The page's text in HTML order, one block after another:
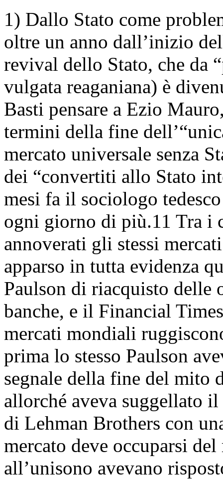
1) Dallo Stato come
oltre un anno dall’inizio
revival dello Stato, che da
vulgata reaganiana) è
Basti pensare a Ezio
termini della fine
mercato universale senza
dei “convertiti allo Stato
mesi fa il sociologo
ogni giorno di più.11 Tra i
annoverati gli stessi
apparso in tutta evidenza
Paulson di riacquisto delle
banche, e il Financial
mercati mondiali
prima lo stesso Paulson
segnale della fine del mito
allorché aveva suggellato
di Lehman Brothers con
mercato deve occuparsi
all’unisono avevano